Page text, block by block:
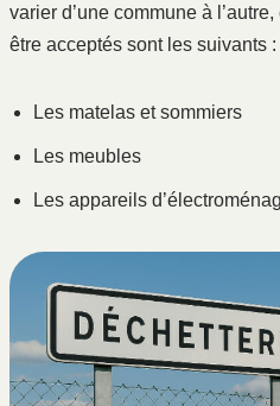
varier d’une commune à
être acceptés sont les suivants :
Les matelas et sommiers
Les meubles
Les appareils